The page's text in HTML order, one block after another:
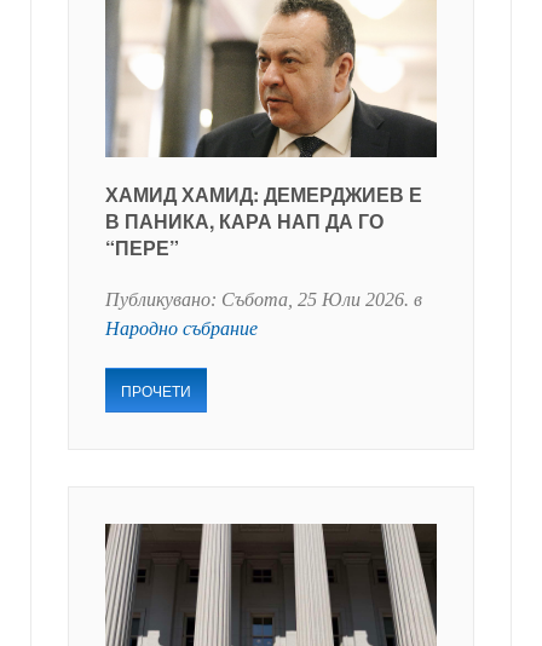
ХАМИД ХАМИД: ДЕМЕРДЖИЕВ Е
В ПАНИКА, КАРА НАП ДА ГО
“ПЕРЕ”
Публикувано: Събота, 25 Юли 2026. в
Народно събрание
ПРОЧЕТИ